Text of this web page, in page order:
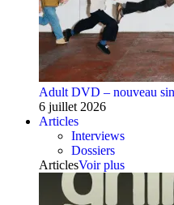
Adult DVD – nouveau
6 juillet 2026
Articles
Interviews
Dossiers
ArticlesVoir plus